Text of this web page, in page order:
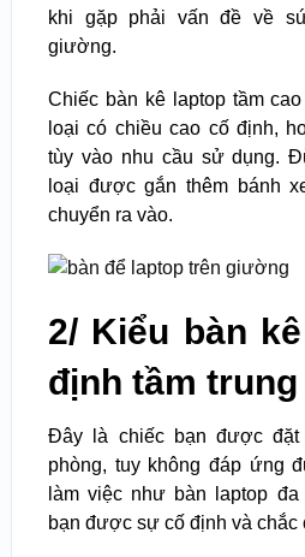
khi gặp phải vấn đề về
giường.
Chiếc bàn kê laptop tầm
loại có chiều cao cố định,
tùy vào nhu cầu sử dụng.
loại được gắn thêm bánh
chuyển ra vào.
2/ Kiểu bàn
định tầm
Đây là chiếc bạn được
phòng, tuy không đáp ứng
làm việc như bàn laptop
bạn được sự cố định và chắc